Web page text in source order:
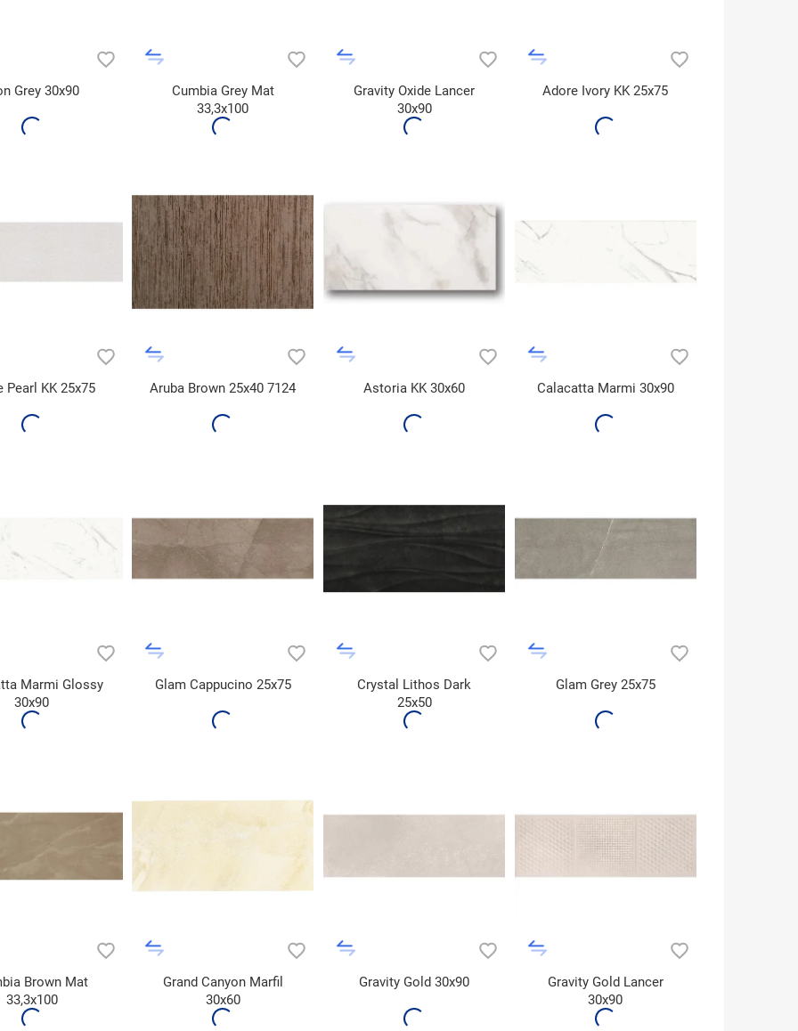
Grey 30x90
Cumbia Grey Mat
33,3x100
Gravity Oxide Lancer
30x90
Adore Ivory KK 25x75
Pearl KK 25x75 Aruba Brown 25x40 7124 Astoria KK 30x60 Calacatta Marmi 30x90
Marmi Glossy
30x90
Glam Cappucino 25x75
Crystal Lithos Dark
25x50
Glam Grey 25x75
Brown Mat
33,3x100
Grand Canyon Marfil
30x60
Gravity Gold 30x90
Gravity Gold Lancer
30x90